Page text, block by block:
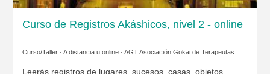
Curso de Registros Akáshicos, nivel 2 - online
Curso/Taller · A distancia u online · AGT Asociación Gokai de Terapeutas
Leerás registros de lugares, sucesos, casas, objetos,